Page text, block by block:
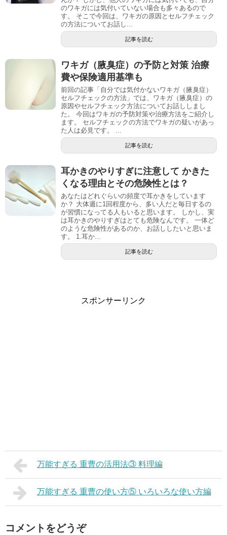
のワキガには気付いていない場合も多々あるので
す。 そこで今回は、ワキガの原因とセルフチェック
の方法についてお話し...
記事を読む
ワキガ（腋臭症）の予防と対策 治療
費や保険適用基準も
前回の記事「自分では気付かないワキガ（腋臭症）
セルフチェックの方法」では、ワキガ（腋臭症）の
原因やセルフチェック方法についてお話ししまし
た。 今回はワキガの予防対策や治療方法をご紹介し
ます。 セルフチェックの方法でワキガの疑いがあっ
た人は必見です。 ...
記事を読む
耳かきのやりすぎに注意して かきた
くなる理由とその危険性とは？
あなたはどれぐらいの頻度で耳かきをしています
か？ 大体週に1回程度から、多い人だと毎日するの
が習慣になってる人もいると思います。 しかし、実
は耳かきのやりすぎはとても危険なんです。 一体ど
のような危険性があるのか、お話ししたいと思いま
す。 1.耳か...
記事を読む
スポンサーリンク
万能すぎる 重曹の活用法③ 料理編
万能すぎる 重曹の使い方⑤ いろいろな使い方編
コメントをどうぞ